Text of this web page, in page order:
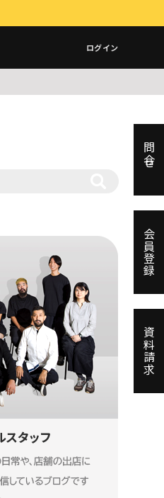
ログイン
問合せ
会員登録
資料請求